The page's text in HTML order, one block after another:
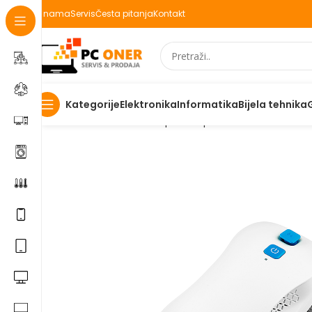
O namaServisČesta pitanjaKontakt
KategorijeElektronikaInformatikaBijela tehnika
Početna